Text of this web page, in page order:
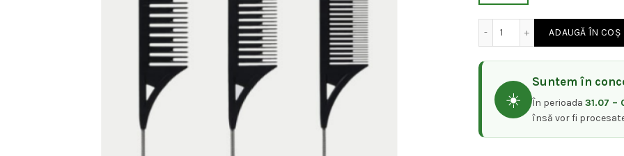
a
fost:
93,50 lei.
Cantitate Framar
ADAUGĂ ÎN COȘ
☀️
Suntem în
În perioada 31.07 –
însă vor fi